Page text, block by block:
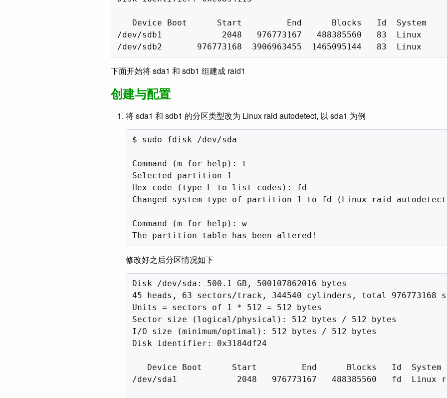
   Device Boot      Start         End      Blocks   Id  System
/dev/sdb1            2048   976773167   488385560   83  Linux
下面开始将 sda1 和 sdb1 组建成 raid1
创建与配置
将 sda1 和 sdb1 的分区类型改为 Linux raid autodetect, 以 sda1 为例
$ sudo fdisk /dev/sda
Command (m for help): t
Selected partition 1
Hex code (type L to list codes): fd
Changed system type of partition 1 to fd (Linux raid
Command (m for help): w
修改好之后分区情况如下
Disk /dev/sda: 500.1 GB, 500107862016 bytes
45 heads, 63 sectors/track, 344540 cylinders, total 976773168
Units = sectors of 1 * 512 = 512 bytes
Sector size (logical/physical): 512 bytes / 512 bytes
I/O size (minimum/optimal): 512 bytes / 512 bytes
Disk identifier: 0x3184df24
   Device Boot      Start         End      Blocks   Id  System
/dev/sda1            2048   976773167   488385560   fd  Linux